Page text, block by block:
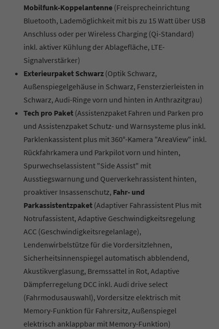
Mobilfunk-Koppelantenne (Freisprecheinrichtung
Bluetooth, Lademöglichkeit mit bis zu 15 Watt über USB
Anschluss oder per Wireless Charging (Qi-Standard)
inkl. aktiver Kühlung der Ablagefläche, LTE-
Signalverstärker)
Exterieurpaket Schwarz (Optik Schwarz,
Außenspiegelgehäuse in Schwarz, Fensterzierleisten in
Schwarz, Audi-Ringe vorn und hinten in Anthrazitgrau)
Tech pro Paket (Assistenzpaket Fahren und Parken pro
und Assistenzpaket Schutz- und Warnsysteme plus inkl.
Parklenkassistent plus mit 360°-Kamera "AreaView" inkl.
Rückfahrkamera und Parkpilot vorn und hinten,
Spurwechselassistent "Side Assist" mit
Ausstiegswarnung und Querverkehrassistent hinten,
proaktiver Insassenschutz, Fahr- und
Parkassistentzpaket (Adaptiver Fahrassistent Plus mit
Notrufassistent, Adaptive Geschwindigkeitsregelung
ACC (Geschwindigkeitsregelanlage),
Lendenwirbelstütze für die Vordersitzlehnen,
Sicherheitsinnenspiegel automatisch abblendend,
Akustikverglasung, Bremssattel in Rot, Adaptive
Dämpferregelung DCC inkl. Audi drive select
(Fahrmodusauswahl), Vordersitze elektrisch mit
Memory-Funktion für Fahrersitz, Außenspiegel
elektrisch anklappbar mit Memory-Funktion)